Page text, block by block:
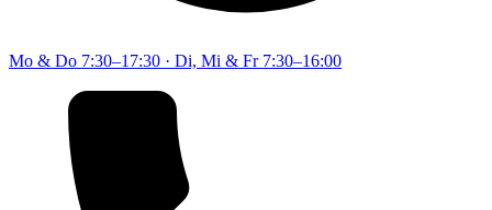
Mo & Do 7:30–17:30 · Di, Mi & Fr 7:30–16:00